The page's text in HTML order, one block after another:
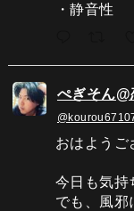
・静音性
ぺぎそん
おはようご
今日も気持
でも、風邪